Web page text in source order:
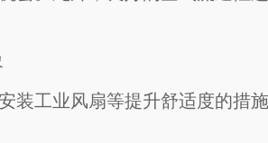
装工业风扇等提升舒适度的措